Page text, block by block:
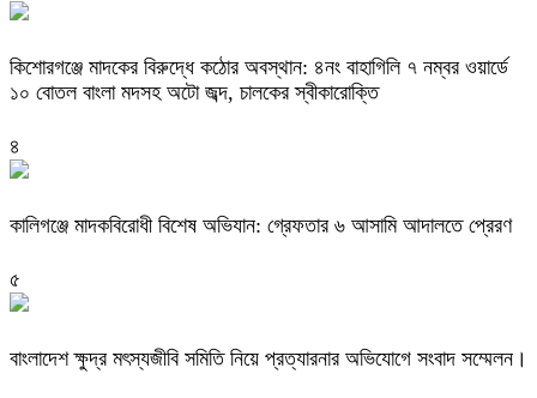
কিশোরগঞ্জে মাদকের বিরুদ্ধে কঠোর অবস্থান: ৪নং বাহাগিলি ৭ নম্বর ওয়ার্ডে
১০ বোতল বাংলা মদসহ অটো জব্দ, চালকের স্বীকারোক্তি
৪
কালিগঞ্জে মাদকবিরোধী বিশেষ অভিযান: গ্রেফতার ৬ আসামি আদালতে প্রেরণ
৫
বাংলাদেশ ক্ষুদ্র মৎস্যজীবি সমিতি নিয়ে প্রত্যারনার অভিযোগে সংবাদ সম্মেলন।